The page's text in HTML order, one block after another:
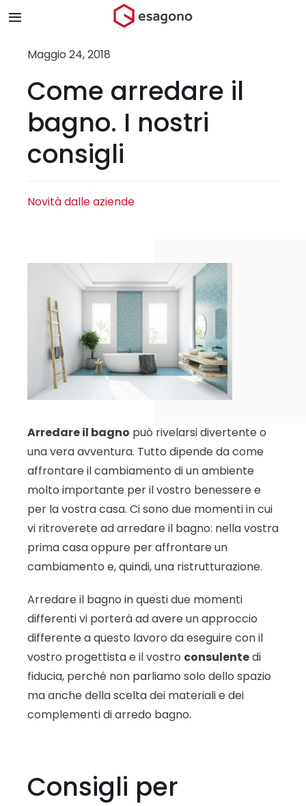
contenuto
Toggle
Navigation
Chi siamo
Contatti
Maggio 24, 2018
Come arredare il
bagno. I nostri
consigli
Novità dalle aziende
Arredare il bagno può rivelarsi divertente o
una vera avventura. Tutto dipende da come
affrontare il cambiamento di un ambiente
molto importante per il vostro benessere e
per la vostra casa. Ci sono due momenti in cui
vi ritroverete ad arredare il bagno: nella vostra
prima casa oppure per affrontare un
cambiamento e, quindi, una ristrutturazione.
Arredare il bagno in questi due momenti
differenti vi porterà ad avere un approccio
differente a questo lavoro da eseguire con il
vostro progettista e il vostro consulentedi
fiducia, perché non parliamo solo dello spazio
ma anche della scelta dei materiali e dei
complementi di arredo bagno.
Consigli per